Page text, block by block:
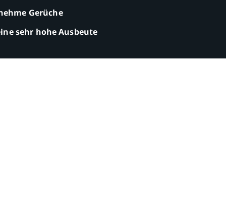
Gerüche
sehr hohe Ausbeute